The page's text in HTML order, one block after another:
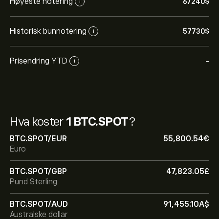
Hva koster 1 BTC.SPOT?
BTC.SPOT/EUR
55,800.54‎€‎
Euro
BTC.SPOT/GBP
47,823.05‎£‎
Pund Sterling
BTC.SPOT/AUD
91,455.10‎A$‎
Australske dollar
i
Historisk bunnotering i 57730‎$‎
Prisendring YTD i -
Gjeldende pris på BTC.SPOT er 64,410.00‎$‎